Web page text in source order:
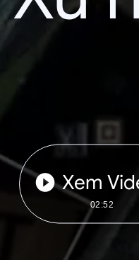
Xem
02:52